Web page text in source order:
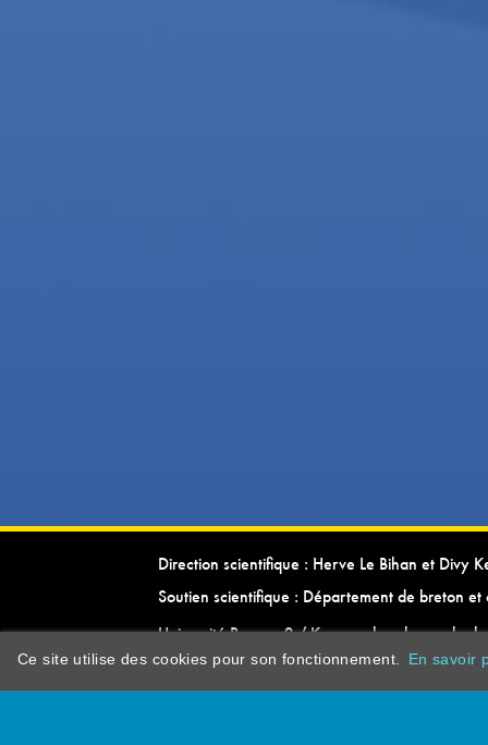
Direction scientifique : Herve Le Bihan et Divy
Soutien scientifique : Département de breton et
Université Rennes 2 / Kevrenn brezhoneg ha
Ce site utilise des cookies pour son fonctionnement. En savoir